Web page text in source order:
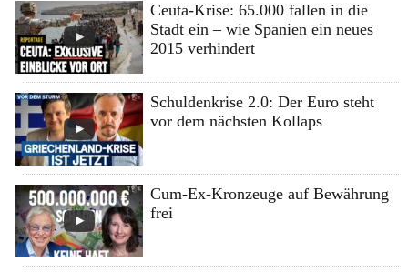
Ceuta-Krise: 65.000 fallen in die
Stadt ein – wie Spanien ein neues
2015 verhindert
Schuldenkrise 2.0: Der Euro steht
vor dem nächsten Kollaps
Cum-Ex-Kronzeuge auf Bewährung
frei